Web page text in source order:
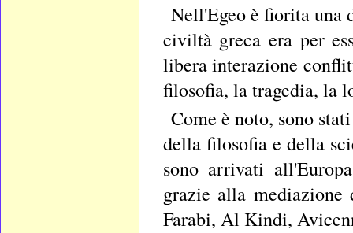
Nell'Egeo è fiorita
civiltà greca era per
libera interazione
filosofia, la tragedia, la
Come è noto, sono
della filosofia e della
sono arrivati
grazie alla
Farabi, Al Kindi,